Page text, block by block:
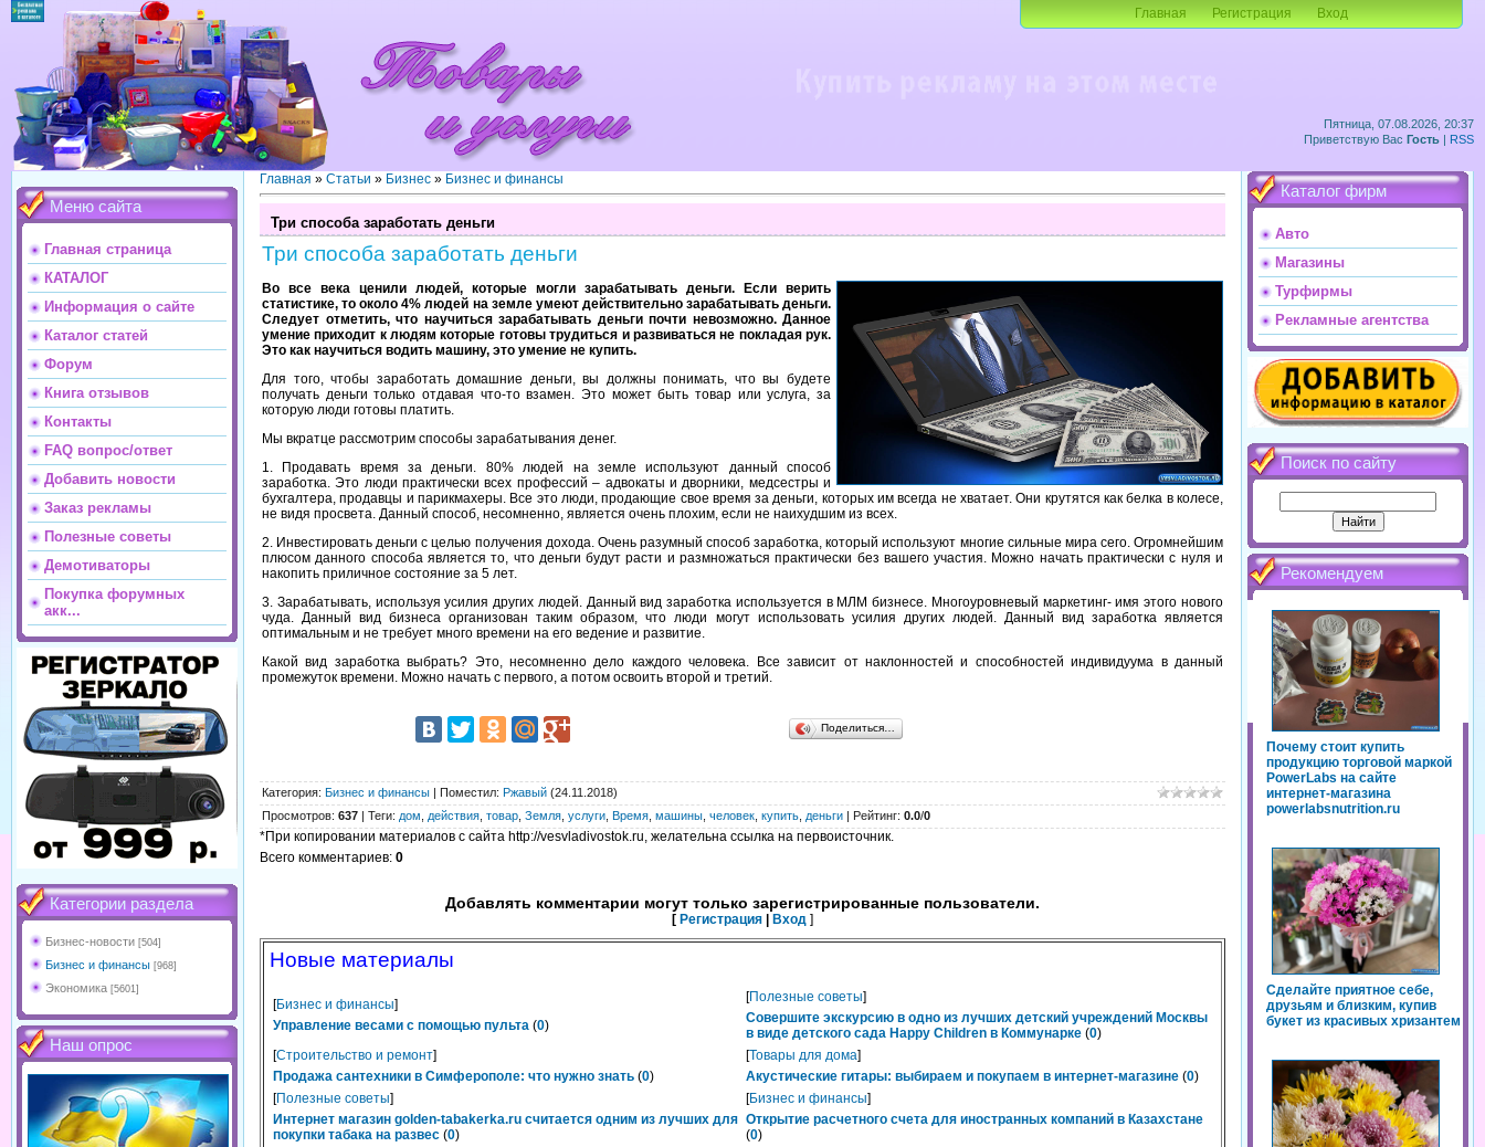
Пятница, 07.08.2026, 20:37
Приветствую Вас Гость | RSS
Главная Регистрация Вход
Меню сайта
Главная страница
КАТАЛОГ
Информация о сайте
Каталог статей
Форум
Книга отзывов
Контакты
FAQ вопрос/ответ
Добавить новости
Заказ рекламы
Полезные советы
Демотиваторы
Покупка форумных
акк...
Категории раздела
Бизнес-новости [504]
Бизнес и финансы [968]
Экономика [5601]
Наш опрос
Главная » Статьи » Бизнес » Бизнес и финансы
Три способа заработать деньги
Три способа заработать деньги
Во все века ценили людей, которые могли зарабатывать деньги. Если верить
статистике, то около 4% людей на земле умеют действительно зарабатывать деньги.
Следует отметить, что научиться зарабатывать деньги почти невозможно. Данное
умение приходит к людям которые готовы трудиться и развиваться не покладая рук.
Это как научиться водить машину, это умение не купить.
Для того, чтобы заработать домашние деньги, вы должны понимать, что вы будете
получать деньги только отдавая что-то взамен. Это может быть товар или услуга, за
которую люди готовы платить.
Мы вкратце рассмотрим способы зарабатывания денег.
1. Продавать время за деньги. 80% людей на земле используют данный способ
заработка. Это люди практически всех профессий – адвокаты и дворники, медсестры и
бухгалтера, продавцы и парикмахеры. Все это люди, продающие свое время за деньги, которых им всегда не хватает. Они крутятся как белка в колесе,
не видя просвета. Данный способ, несомненно, является очень плохим, если не наихудшим из всех.
2. Инвестировать деньги с целью получения дохода. Очень разумный способ заработка, который используют многие сильные мира сего. Огромнейшим
плюсом данного способа является то, что деньги будут расти и размножаться практически без вашего участия. Можно начать практически с нуля и
накопить приличное состояние за 5 лет.
3. Зарабатывать, используя усилия других людей. Данный вид заработка используется в МЛМ бизнесе. Многоуровневый маркетинг- имя этого нового
чуда. Данный вид бизнеса организован таким образом, что люди могут использовать усилия других людей. Данный вид заработка является
оптимальным и не требует много времени на его ведение и развитие.
Какой вид заработка выбрать? Это, несомненно дело каждого человека. Все зависит от наклонностей и способностей индивидуума в данный
промежуток времени. Можно начать с первого, а потом освоить второй и третий.
Поделиться…
Категория: Бизнес и финансы | Поместил: Ржавый (24.11.2018)
Просмотров: 637 | Теги: дом действия товар Земля услуги Время машины человек купить деньги | Рейтинг: 0.0/0
*При копировании материалов с сайта http://vesvladivostok.ru, желательна ссылка на первоисточник.
Всего комментариев: 0
Добавлять комментарии могут только зарегистрированные пользователи.
[ Регистрация Вход ]
Новые материалы
[Бизнес и финансы]
Управление весами с помощью пульта (0)
[Полезные советы]
Совершите экскурсию в одно из лучших детский учреждений Москвы
в виде детского сада Happy Children в Коммунарке (0)
[Строительство и ремонт]
Продажа сантехники в Симферополе: что нужно знать (0)
[Товары для дома]
Акустические гитары: выбираем и покупаем в интернет-магазине (0)
[Полезные советы]
Интернет магазин golden-tabakerka.ru считается одним из лучших для
покупки табака на развес (0)
[Бизнес и финансы]
Открытие расчетного счета для иностранных компаний в Казахстане
(0)
Каталог фирм
Авто
Магазины
Турфирмы
Рекламные агентства
Поиск по сайту
Рекомендуем
Почему стоит купить
продукцию торговой маркой
PowerLabs на сайте
интернет-магазина
powerlabsnutrition.ru
Сделайте приятное себе,
друзьям и близким, купив
букет из красивых хризантем